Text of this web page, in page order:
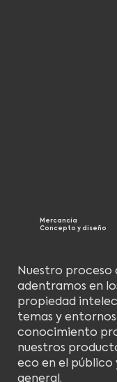
Mercancía
Concepto y diseño
Nuestro proceso
adentramos en
propiedad
temas y entornos
conocimiento
nuestros
eco en el público
general.